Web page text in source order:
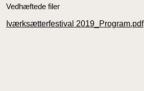
Vedhæftede filer
Iværksætterfestival 2019_Program.pdf